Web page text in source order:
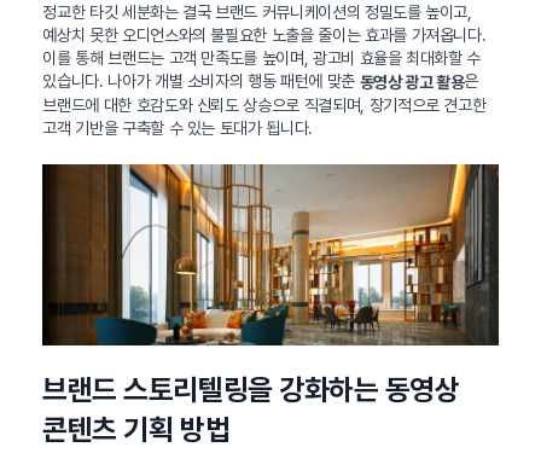
정교한 타깃 세분화는 결국 브랜드 커뮤니케이션의 정밀도를 높이고,
예상치 못한 오디언스와의 불필요한 노출을 줄이는 효과를 가져옵니다.
이를 통해 브랜드는 고객 만족도를 높이며, 광고비 효율을 최대화할 수
있습니다. 나아가 개별 소비자의 행동 패턴에 맞춘 동영상 광고 활용은
브랜드에 대한 호감도와 신뢰도 상승으로 직결되며, 장기적으로 견고한
고객 기반을 구축할 수 있는 토대가 됩니다.
브랜드 스토리텔링을 강화하는 동영상
콘텐츠 기획 방법